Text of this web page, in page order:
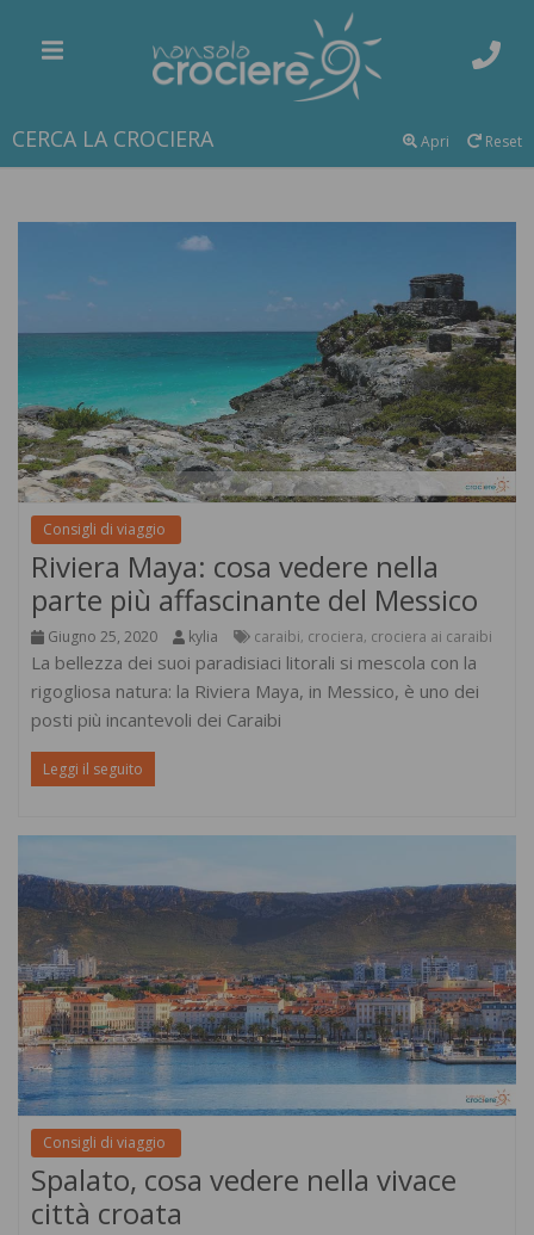
CERCA LA CROCIERA Reset
Apri
Consigli di viaggio
Riviera Maya: cosa vedere nella
parte più affascinante del Messico
Giugno 25, 2020 kylia caraibi, crociera, crociera ai caraibi
La bellezza dei suoi paradisiaci litorali si mescola con la
rigogliosa natura: la Riviera Maya, in Messico, è uno dei
posti più incantevoli dei Caraibi
Leggi il seguito
Consigli di viaggio
Spalato, cosa vedere nella vivace
città croata